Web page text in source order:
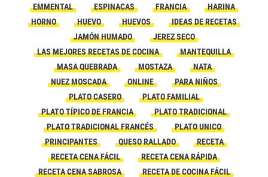
EMMENTAL
ESPINACAS FRANCIA
HARINA
HORNO
HUEVO HUEVOS
IDEAS DE RECETAS
JAMÓN HUMADO
JEREZ SECO
LAS MEJORES RECETAS DE COCINA
MANTEQUILLA
MASA QUEBRADA
MOSTAZA
NATA
NUEZ MOSCADA
ONLINE
PARA NIÑOS
PLATO CASERO
PLATO FAMILIAL
PLATO TÍPICO DE FRANCIA
PLATO TRADICIONAL
PLATO TRADICIONAL FRANCÉS
PLATO UNICO
PRINCIPANTES
QUESO RALLADO
RECETA
RECETA CENA FÁCIL
RECETA CENA RÁPIDA
RECETA CENA SABROSA
RECETA DE COCINA FÁCIL